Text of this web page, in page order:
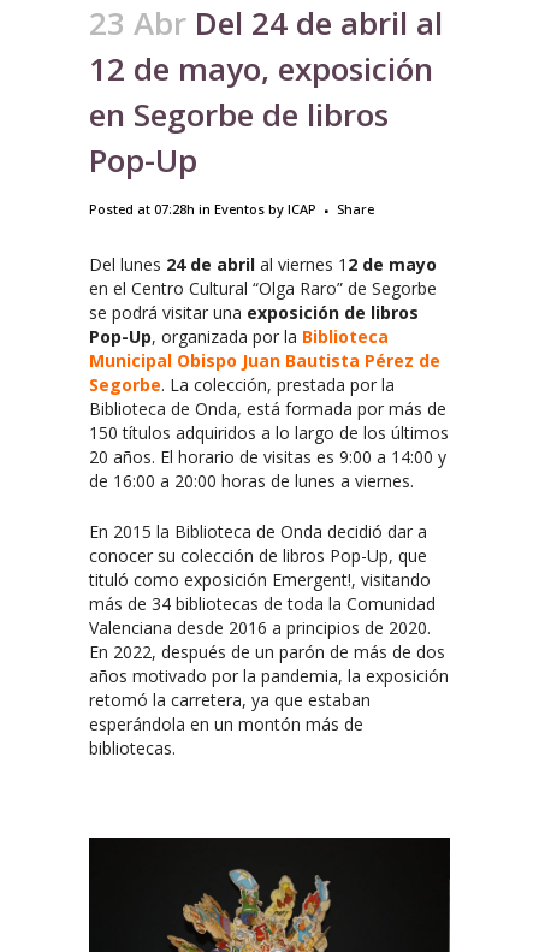
23 Abr Del 24 de abril al
12 de mayo, exposición
en Segorbe de libros
Pop-Up
Posted at 07:28h in Eventos by ICAP Share
Del lunes 24 de abril al viernes 1 2 de mayo
en el Centro Cultural “Olga Raro” de Segorbe
se podrá visitar una exposición de libros
Pop-Up, organizada por la Biblioteca
Municipal Obispo Juan Bautista Pérez de
Segorbe. La colección, prestada por la
Biblioteca de Onda, está formada por más de
150 títulos adquiridos a lo largo de los últimos
20 años. El horario de visitas es 9:00 a 14:00 y
de 16:00 a 20:00 horas de lunes a viernes.
En 2015 la Biblioteca de Onda decidió dar a
conocer su colección de libros Pop-Up, que
tituló como exposición Emergent!, visitando
más de 34 bibliotecas de toda la Comunidad
Valenciana desde 2016 a principios de 2020.
En 2022, después de un parón de más de dos
años motivado por la pandemia, la exposición
retomó la carretera, ya que estaban
esperándola en un montón más de
bibliotecas.